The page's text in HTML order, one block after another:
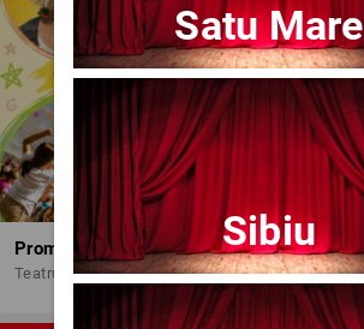
Promit să mă joc!
Teatrul Amzei
Satu Mare
Sibiu